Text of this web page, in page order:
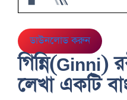
ডাউনলোড করুন
গিন্নি(Ginni)
লেখা একটি